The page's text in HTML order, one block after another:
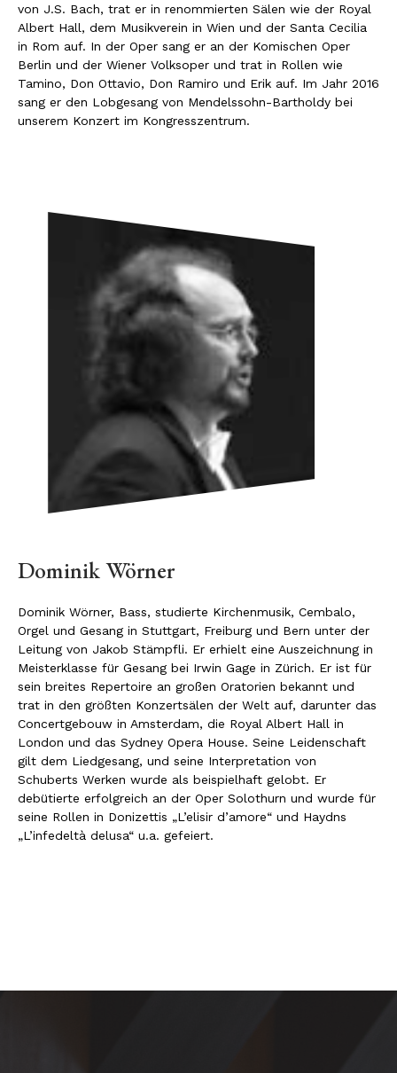
von J.S. Bach, trat er in renommierten Sälen wie der Royal
Albert Hall, dem Musikverein in Wien und der Santa Cecilia
in Rom auf. In der Oper sang er an der Komischen Oper
Berlin und der Wiener Volksoper und trat in Rollen wie
Tamino, Don Ottavio, Don Ramiro und Erik auf. Im Jahr 2016
sang er den Lobgesang von Mendelssohn-Bartholdy bei
unserem Konzert im Kongresszentrum.
Dominik Wörner
Dominik Wörner, Bass, studierte Kirchenmusik, Cembalo,
Orgel und Gesang in Stuttgart, Freiburg und Bern unter der
Leitung von Jakob Stämpfli. Er erhielt eine Auszeichnung in
Meisterklasse für Gesang bei Irwin Gage in Zürich. Er ist für
sein breites Repertoire an großen Oratorien bekannt und
trat in den größten Konzertsälen der Welt auf, darunter das
Concertgebouw in Amsterdam, die Royal Albert Hall in
London und das Sydney Opera House. Seine Leidenschaft
gilt dem Liedgesang, und seine Interpretation von
Schuberts Werken wurde als beispielhaft gelobt. Er
debütierte erfolgreich an der Oper Solothurn und wurde für
seine Rollen in Donizettis „L’elisir d’amore“ und Haydns
„L’infedeltà delusa“ u.a. gefeiert.